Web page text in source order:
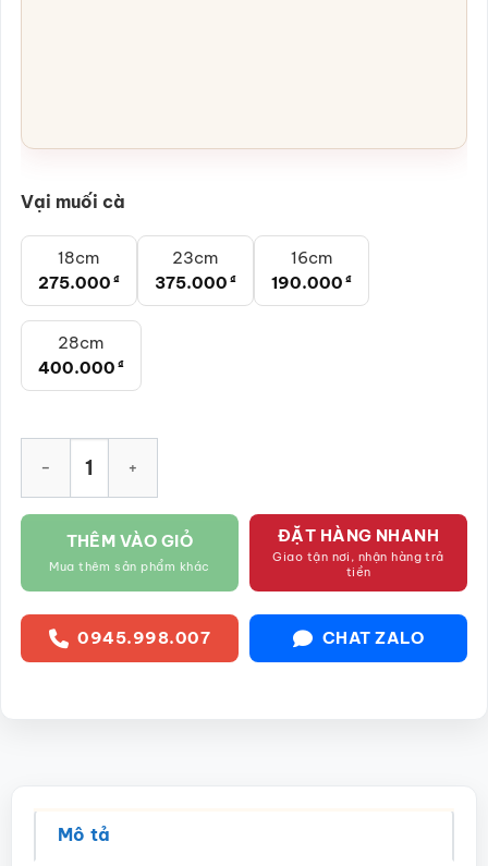
Vại muối cà
18cm
275.000 ₫
23cm
375.000 ₫
16cm
190.000 ₫
28cm
400.000 ₫
THÊM VÀO GIỎ
Mua thêm sản phẩm khác
ĐẶT HÀNG NHANH
Giao tận nơi, nhận hàng trả
tiền
0945.998.007 CHAT ZALO
Mô tả